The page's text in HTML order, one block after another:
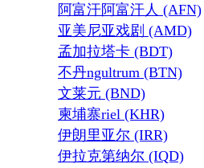
阿富汗阿富汗人 (AFN)
亚美尼亚戏剧 (AMD)
孟加拉塔卡 (BDT)
不丹ngultrum (BTN)
文莱元 (BND)
柬埔寨riel (KHR)
伊朗里亚尔 (IRR)
伊拉克第纳尔 (IQD)